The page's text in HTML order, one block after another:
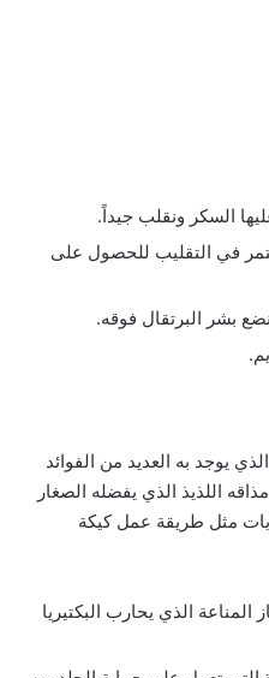
السكر ونقلب جيداً.
في التقليب للحصول على
بشر البرتقال فوقه.
يوجد به العديد من الفوائد
اللذيذ الذي يفضله الصغار
مثل طريقة عمل كيكة
المناعة الذي يحارب البكتيريا